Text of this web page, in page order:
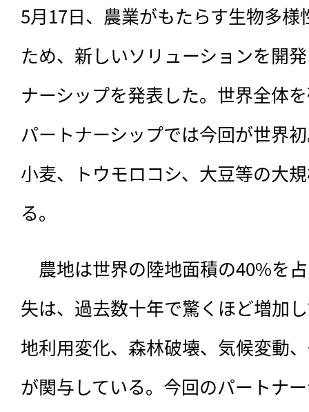
5月17日、農業がもたらす生物多
ため、新しいソリューションを開
ナーシップを発表した。世界全体
パートナーシップでは今回が世界
小麦、トウモロコシ、大豆等の大
る。
農地は世界の陸地面積の40%を
失は、過去数十年で驚くほど増加
地利用変化、森林破壊、気候変動
が関与している。今回のパートナ